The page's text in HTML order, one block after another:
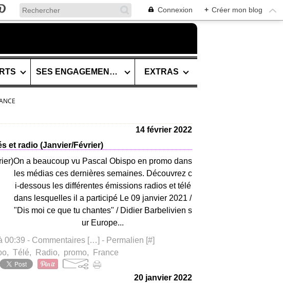
Connexion + Créer mon blog
SES ENGAGEMENTS EXTRAS
14 février 2022
et radio (Janvier/Février)
On a beaucoup vu Pascal Obispo en promo dans
les médias ces dernières semaines. Découvrez c
i-dessous les différentes émissions radios et télé
dans lesquelles il a participé Le 09 janvier 2021 /
"Dis moi ce que tu chantes" / Didier Barbelivien s
ur Europe...
00:39 - Commentaires […] - Permalien [#]
, Télé, Radio, promo, France
20 janvier 2022